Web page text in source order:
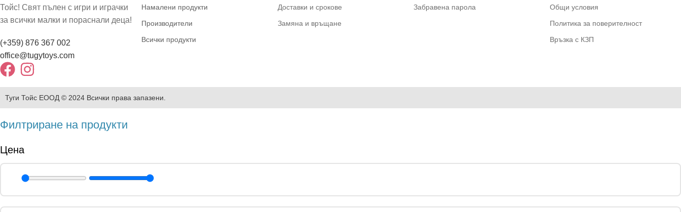
Тойс! Свят пълен с игри и играчки
за всички малки и пораснали деца!
(+359) 876 367 002
office@tugytoys.com
Намалени продукти
Производители
Всички продукти
Доставки и срокове
Замяна и връщане
Забравена парола
Общи условия
Политика за поверителност
Връзка с КЗП
Туги Тойс ЕООД © 2024 Всички права запазени.
Филтриране на продукти
Цена